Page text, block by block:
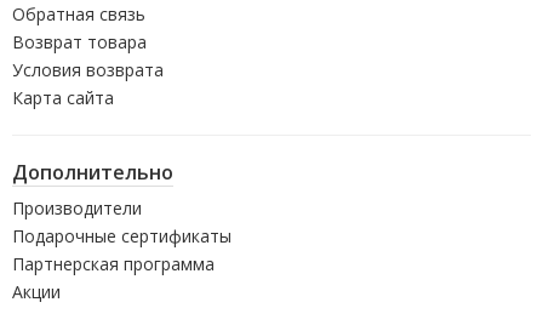
Обратная связь
Возврат товара
Условия возврата
Карта сайта
Дополнительно
Производители
Подарочные сертификаты
Партнерская программа
Акции